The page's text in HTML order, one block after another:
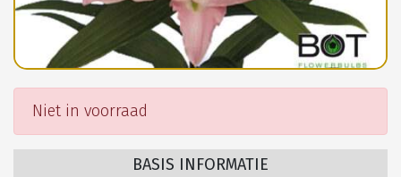
Niet in voorraad
BASIS INFORMATIE